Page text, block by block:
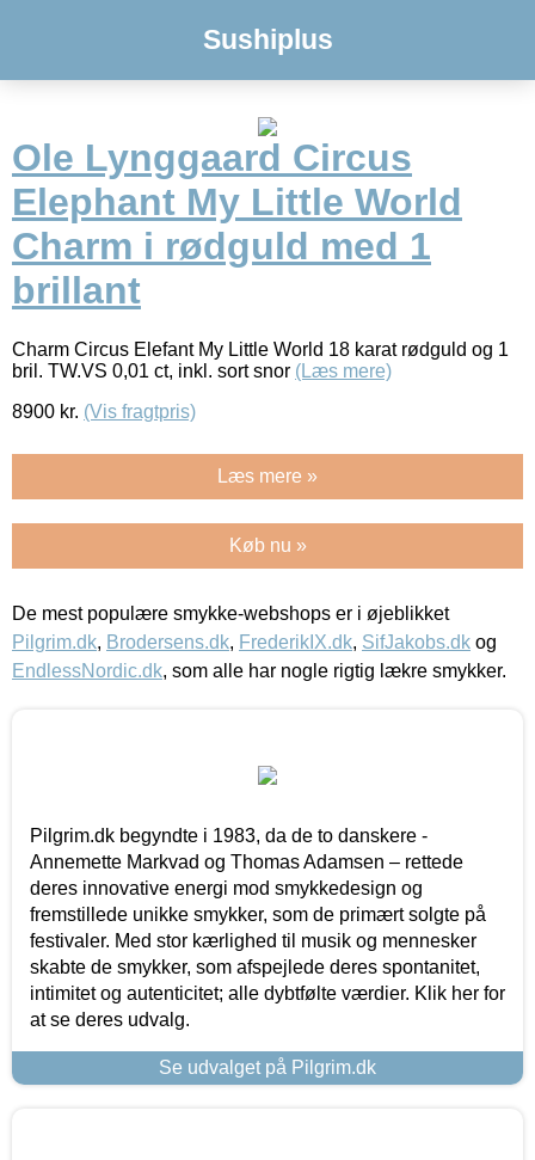
Sushiplus
Ole Lynggaard Circus
Elephant My Little World
Charm i rødguld med 1
brillant
Charm Circus Elefant My Little World 18 karat rødguld og 1
bril. TW.VS 0,01 ct, inkl. sort snor (Læs mere)
8900 kr. (Vis fragtpris)
Læs mere »
Køb nu »
De mest populære smykke-webshops er i øjeblikket
Pilgrim.dk, Brodersens.dk, FrederikIX.dk, SifJakobs.dk og
EndlessNordic.dk, som alle har nogle rigtig lækre smykker.
Pilgrim.dk begyndte i 1983, da de to danskere -
Annemette Markvad og Thomas Adamsen – rettede
deres innovative energi mod smykkedesign og
fremstillede unikke smykker, som de primært solgte på
festivaler. Med stor kærlighed til musik og mennesker
skabte de smykker, som afspejlede deres spontanitet,
intimitet og autenticitet; alle dybtfølte værdier. Klik her for
at se deres udvalg.
Se udvalget på Pilgrim.dk